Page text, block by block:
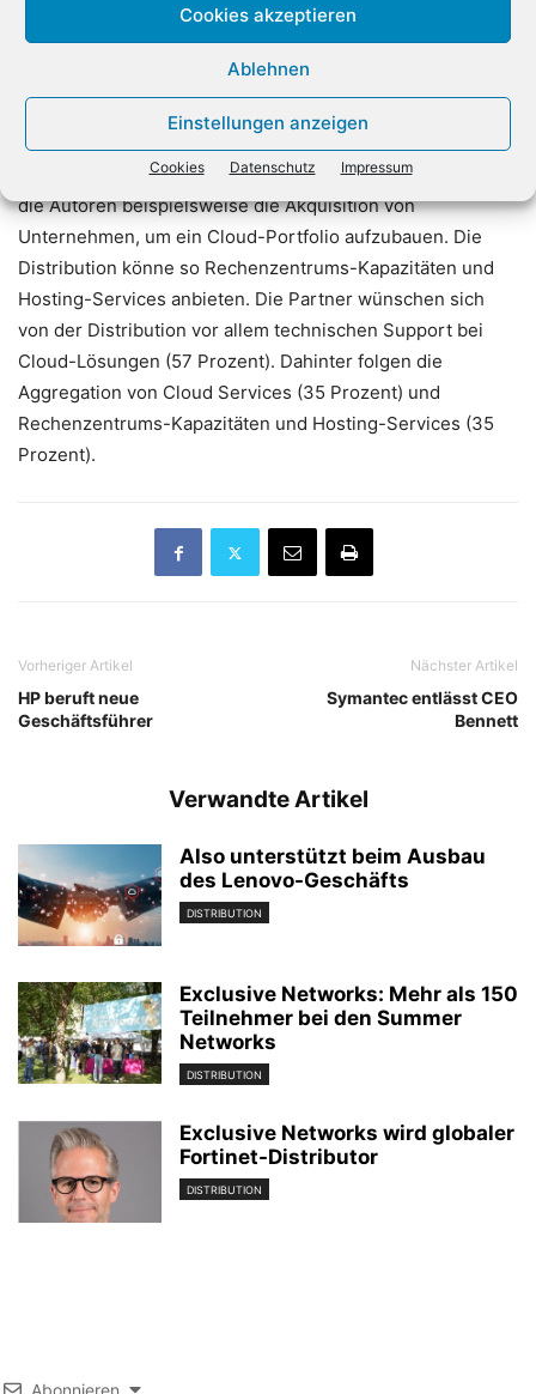
Cookies akzeptieren
Ablehnen
Einstellungen anzeigen
Cookies Datenschutz Impressum
den Kaufpreis wurden keine Angaben gemacht.
CompTIA untersuche kürzlich die Rolle
der Distribution im Zeitalter von Cloud Computing. Die
Grossisten müssten einige Schritte unternehmen, um ihre
Relevanz bei Cloud Computing zu erhalten. Dazu zählen
die Autoren beispielsweise die Akquisition von
Unternehmen, um ein Cloud-Portfolio aufzubauen. Die
Distribution könne so Rechenzentrums-Kapazitäten und
Hosting-Services anbieten. Die Partner wünschen sich
von der Distribution vor allem technischen Support bei
Cloud-Lösungen (57 Prozent). Dahinter folgen die
Aggregation von Cloud Services (35 Prozent) und
Rechenzentrums-Kapazitäten und Hosting-Services (35
Prozent).
Vorheriger Artikel
HP beruft neue
Geschäftsführer
Nächster Artikel
Symantec entlässt CEO
Bennett
Verwandte Artikel
Also unterstützt beim Ausbau
des Lenovo-Geschäfts
DISTRIBUTION
Exclusive Networks: Mehr als 150
Teilnehmer bei den Summer
Networks
DISTRIBUTION
Exclusive Networks wird globaler
Fortinet-Distributor
DISTRIBUTION